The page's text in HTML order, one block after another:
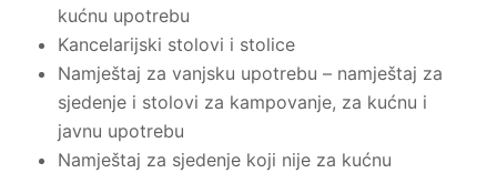
kućnu upotrebu
Kancelarijski stolovi i stolice
Namještaj za vanjsku upotrebu – namještaj za
sjedenje i stolovi za kampovanje, za kućnu i
javnu upotrebu
Namještaj za sjedenje koji nije za kućnu